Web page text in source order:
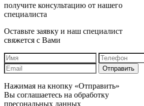
получите консультацию от нашего
специалиста
Оставьте заявку и наш специалист
свяжется с Вами
Отправить
Нажимая на кнопку «Отправить»
Вы соглашаетесь на обработку
пресональных данных